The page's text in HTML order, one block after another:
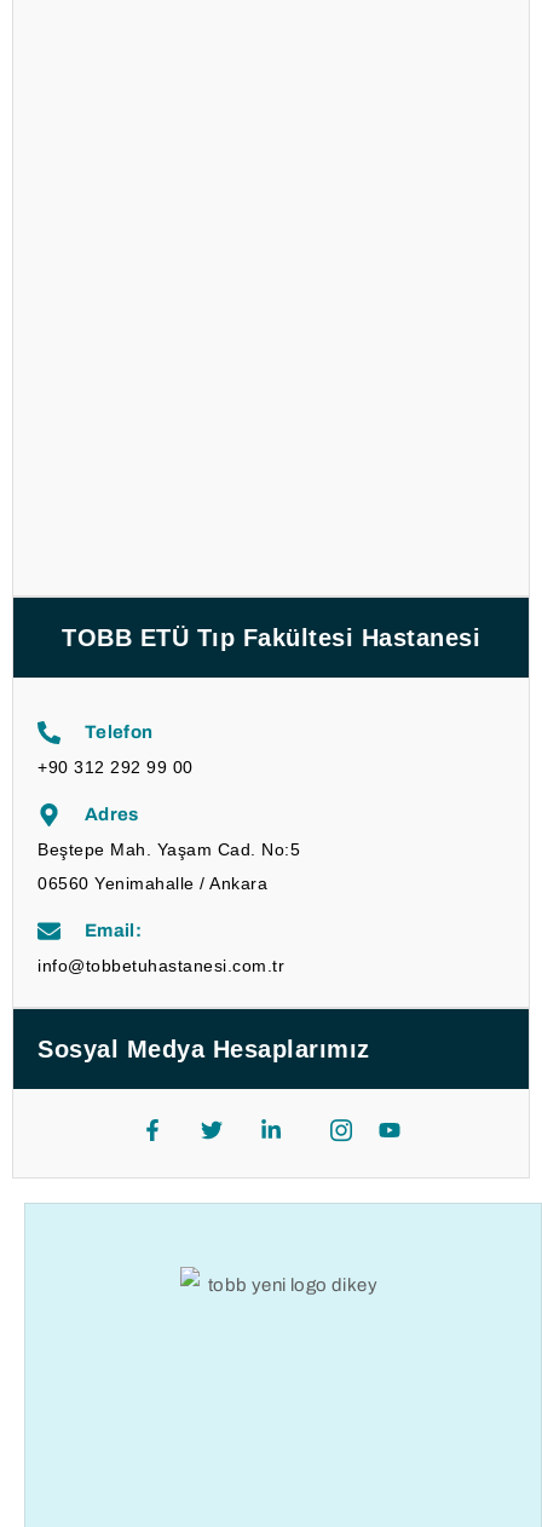
TOBB ETÜ Tıp Fakültesi Hastanesi
Telefon
+90 312 292 99 00
Adres
Beştepe Mah. Yaşam Cad. No:5
06560 Yenimahalle / Ankara
Email:
info@tobbetuhastanesi.com.tr
Sosyal Medya Hesaplarımız